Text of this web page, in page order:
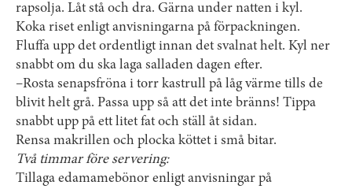
rapsolja. Låt stå och dra. Gärna under natten i kyl.
Koka riset enligt anvisningarna på förpackningen.
Fluffa upp det ordentligt innan det svalnat helt. Kyl ner
snabbt om du ska laga salladen dagen efter.
–Rosta senapsfröna i torr kastrull på låg värme tills de
blivit helt grå. Passa upp så att det inte bränns! Tippa
snabbt upp på ett litet fat och ställ åt sidan.
Rensa makrillen och plocka köttet i små bitar.
Två timmar före servering:
Tillaga edamamebönor enligt anvisningar på